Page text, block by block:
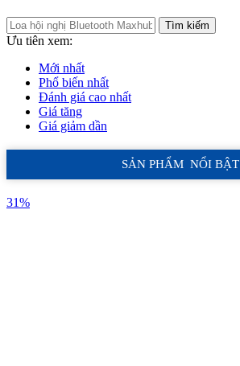
Tìm kiếm
Ưu tiên xem:
Mới nhất
Phổ biến nhất
Đánh giá cao nhất
Giá tăng
Giá giảm dần
SẢN PHẨM NỔI BẬT
31%